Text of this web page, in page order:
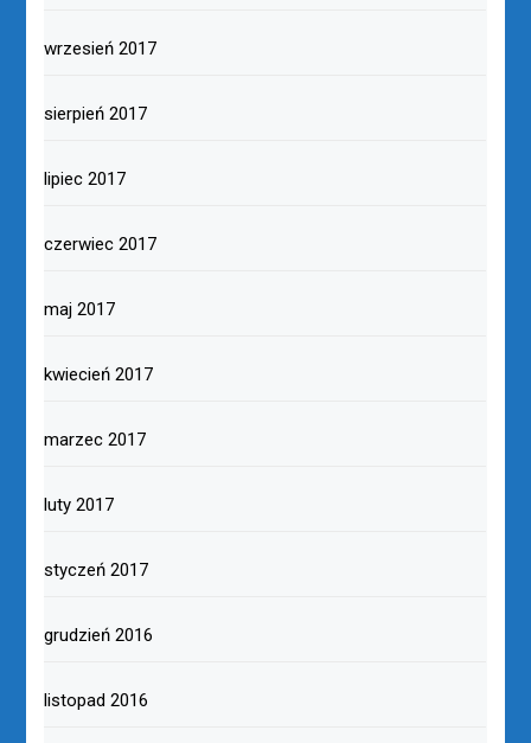
wrzesień 2017
sierpień 2017
lipiec 2017
czerwiec 2017
maj 2017
kwiecień 2017
marzec 2017
luty 2017
styczeń 2017
grudzień 2016
listopad 2016